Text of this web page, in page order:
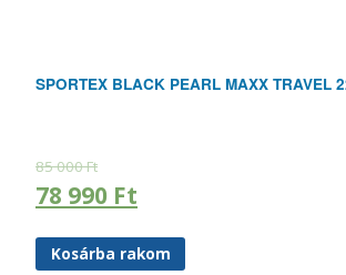
SPORTEX BLACK PEARL MAXX TRAVEL
85 000Ft
78 990 Ft
Kosárba rakom